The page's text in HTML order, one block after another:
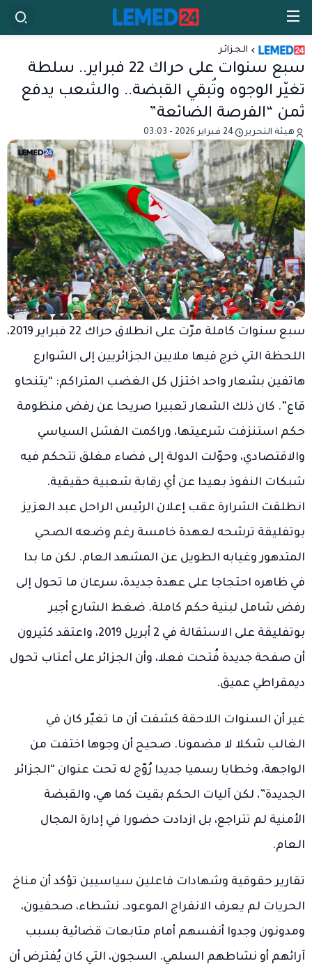
الـجـزائـر
سبع سنوات على حراك 22 فبراير.. سلطة
تغيّر الوجوه وتُبقي القبضة.. والشعب يدفع
ثمن “الفرصة الضائعة”
هيئة التحرير 24 فبراير 2026 - 03:03
سبع سنوات كاملة مرّت على انطلاق حراك 22 فبراير 2019،
اللحظة التي خرج فيها ملايين الجزائريين إلى الشوارع
هاتفين بشعار واحد اختزل كل الغضب المتراكم: “يتنحاو
قاع”. كان ذلك الشعار تعبيرا صريحا عن رفض منظومة
حكم استنزفت شرعيتها، وراكمت الفشل السياسي
والاقتصادي، وحوّلت الدولة إلى فضاء مغلق تتحكم فيه
شبكات النفوذ بعيدا عن أي رقابة شعبية حقيقية.
انطلقت الشرارة عقب إعلان الرئيس الراحل عبد العزيز
بوتفليقة ترشحه لعهدة خامسة رغم وضعه الصحي
المتدهور وغيابه الطويل عن المشهد العام. لكن ما بدا
في ظاهره احتجاجا على عهدة جديدة، سرعان ما تحول إلى
رفض شامل لبنية حكم كاملة. ضغط الشارع أجبر
بوتفليقة على الاستقالة في 2 أبريل 2019، واعتقد كثيرون
أن صفحة جديدة فُتحت فعلا، وأن الجزائر على أعتاب تحول
ديمقراطي عميق.
غير أن السنوات اللاحقة كشفت أن ما تغيّر كان في
الغالب شكلا لا مضمونا. صحيح أن وجوها اختفت من
الواجهة، وخطابا رسميا جديدا رُوّج له تحت عنوان “الجزائر
الجديدة”، لكن آليات الحكم بقيت كما هي، والقبضة
الأمنية لم تتراجع، بل ازدادت حضورا في إدارة المجال
العام.
تقارير حقوقية وشهادات فاعلين سياسيين تؤكد أن مناخ
الحريات لم يعرف الانفراج الموعود. نشطاء، صحفيون،
ومدونون وجدوا أنفسهم أمام متابعات قضائية بسبب
آرائهم أو نشاطهم السلمي. السجون، التي كان يُفترض أن